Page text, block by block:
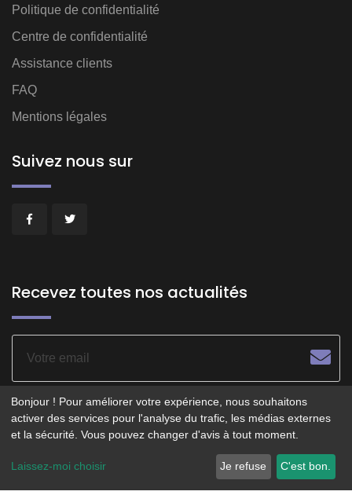
Politique de confidentialité
Centre de confidentialité
Assistance clients
FAQ
Mentions légales
Suivez nous sur
Recevez toutes nos actualités
© 2026 - POITIERS LE CENTRE - Service opéré par
Bonjour ! Pour améliorer votre expérience, nous souhaitons
activer des services pour l'analyse du trafic, les médias externes
et la sécurité. Vous pouvez changer d'avis à tout moment.
Laissez-moi choisir Je refuse C'est bon.